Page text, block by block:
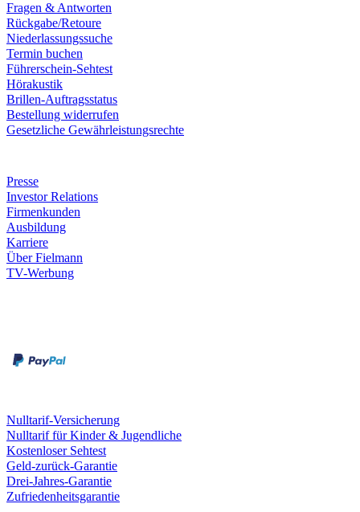
Fragen & Antworten
Rückgabe/Retoure
Niederlassungssuche
Termin buchen
Führerschein-Sehtest
Hörakustik
Brillen-Auftragsstatus
Bestellung widerrufen
Gesetzliche Gewährleistungsrechte
Presse
Investor Relations
Firmenkunden
Ausbildung
Karriere
Über Fielmann
TV-Werbung
Nulltarif-Versicherung
Nulltarif für Kinder & Jugendliche
Kostenloser Sehtest
Geld-zurück-Garantie
Drei-Jahres-Garantie
Zufriedenheitsgarantie